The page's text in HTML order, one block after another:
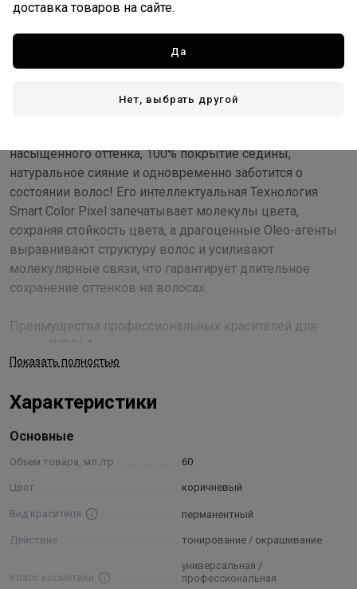
Описание
Инновационный ухаживающий краситель Profession
насыщенного оттенка, 100% покрытие седины,
натуральное сияние и одновременно заботится о
состоянии волос! Его интеллектуальная Технология
Smart Color Pixel запечатывает молекулы цвета,
сохраняя стойкость цвета, а драгоценные Oleo-агенты
выравнивают структуру волос и усиливают
молекулярные связи, что гарантирует длительное
сохранение оттенков на волосах.
Преимущества профессиональных красителей для
• 100% стойкое покрытие седины
• длительную вибрацию цвета
• разработано и произведено в Германии
Permanent Caring Color от INDOLA, основана на
комбинации следующих ингредиентов:
• Аминокислота Серин (Serine) – стандартный блок
структуру;
Показать полностью
Характеристики
Основные
Объем товара, мл./гр 60
Цвет коричневый
Вид красителя перманентный
Действие тонирование / окрашивание
Класс косметики
универсальная /
профессиональная
доставка товаров на сайте.
Да
Нет, выбрать другой